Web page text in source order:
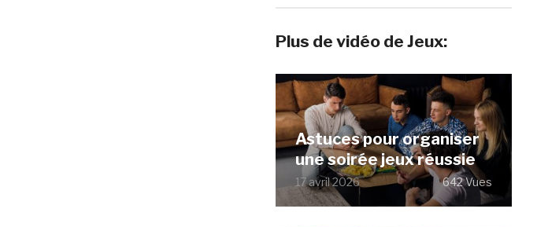
Plus de vidéo de Jeux:
Astuces pour organiser
une soirée jeux réussie
17 avril 2026 642 Vues